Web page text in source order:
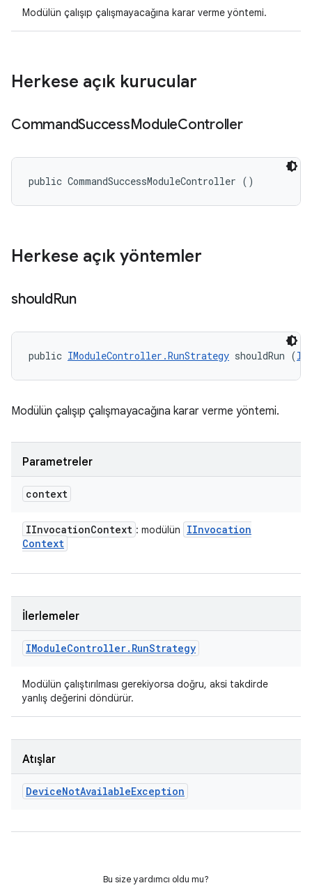
Modülün çalışıp çalışmayacağına karar verme yöntemi.
Herkese açık kurucular
CommandSuccessModuleController
public CommandSuccessModuleController ()
Herkese açık yöntemler
shouldRun
public IModuleController.RunStrategy shouldRun (
Modülün çalışıp çalışmayacağına karar verme yöntemi.
Parametreler
context
IInvocationContext : modülün
IInvocation
Context
İlerlemeler
IModuleController. RunStrategy
Modülün çalıştırılması gerekiyorsa doğru, aksi takdirde
yanlış değerini döndürür.
Atışlar
DeviceNotAvailableException
Bu size yardımcı oldu mu?